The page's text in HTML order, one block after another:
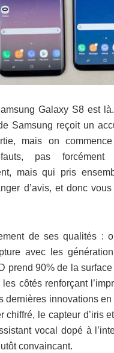
Galaxy S8 est
Samsung reçoit un
mais on
pas forcément
mais qui pris
d’avis, et donc
de ses qualités :
avec les
prend 90% de la
côtés renforçant
dernières innovations
chiffré, le capteur d’iris
vocal dopé à
convaincant.